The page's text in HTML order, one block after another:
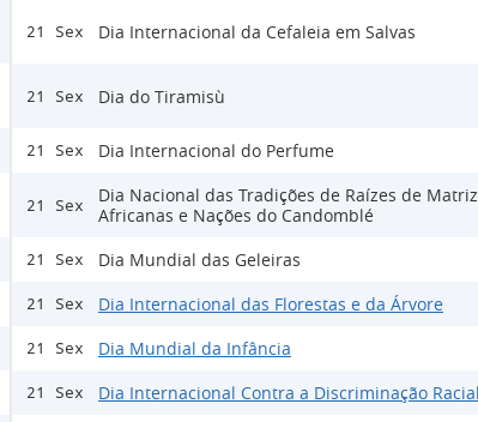
21 Sex Dia Internacional da Cefaleia em Salvas
21 Sex Dia do Tiramisù
21 Sex Dia Internacional do Perfume
21 Sex
Dia Nacional das Tradições de Raízes de
Africanas e Nações do Candomblé
21 Sex Dia Mundial das Geleiras
21 Sex Dia Internacional das Florestas e da Árvore
21 Sex Dia Mundial da Infância
21 Sex Dia Internacional Contra a Discriminação